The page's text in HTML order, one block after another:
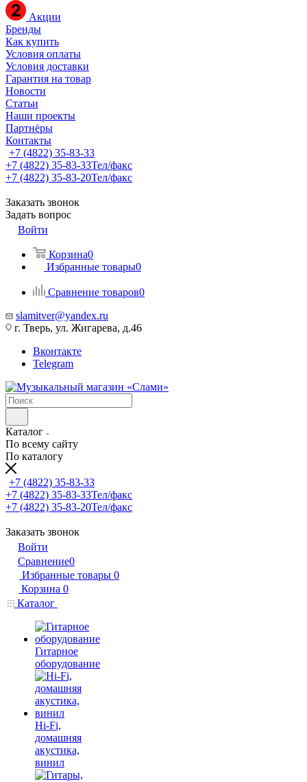
Акции
Бренды
Как купить
Условия оплаты
Условия доставки
Гарантия на товар
Новости
Статьи
Наши проекты
Партнёры
Контакты
+7 (4822) 35-83-33
+7 (4822) 35-83-33Тел/факс
+7 (4822) 35-83-20Тел/факс
Заказать звонок
Задать вопрос
Войти
Корзина0
Избранные товары0
Сравнение товаров0
slamitver@yandex.ru
г. Тверь, ул. Жигарева, д.46
Вконтакте
Telegram
Каталог
По всему сайту
По каталогу
+7 (4822) 35-83-33
+7 (4822) 35-83-33Тел/факс
+7 (4822) 35-83-20Тел/факс
Заказать звонок
Войти
Сравнение0
Избранные товары 0
Корзина 0
Каталог
Гитарное
оборудование
Hi-Fi,
домашняя
акустика,
винил